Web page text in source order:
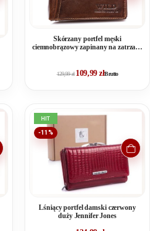
Skórzany portfel męski
ciemnobrązowy zapinany na zatrzask
129,99zł 109,99złBrutto
HIT
-11%
Lśniący portfel damski czerwony
duży Jennifer Jones